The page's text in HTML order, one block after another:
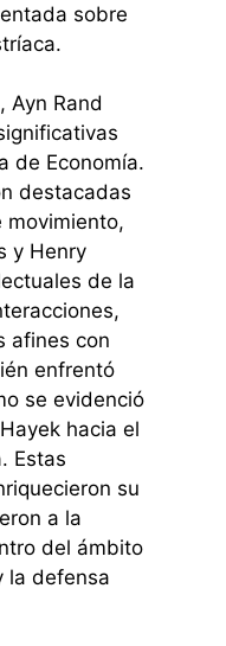
sobre
Ayn Rand
de Economía.
destacadas
movimiento,
y Henry
de la
afines con
enfrentó
se evidenció
hacia el
Estas
su
a la
del ámbito
la defensa